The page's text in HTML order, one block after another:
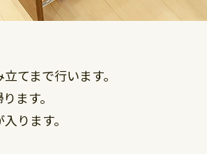
てまで行います。
ます。
ります。